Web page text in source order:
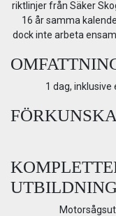
riktlinjer från Säker
16 år samma
dock inte arbeta
1 dag,